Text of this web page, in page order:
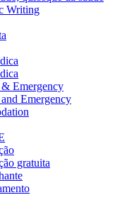
Writing
Emergency
Emergency
gratuita